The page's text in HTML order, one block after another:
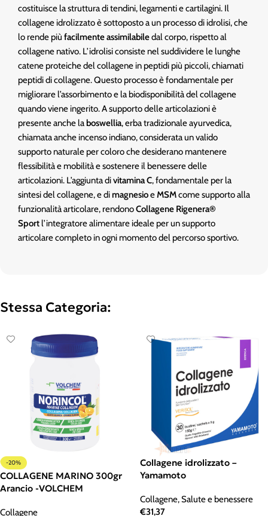
costituisce la struttura di tendini, legamenti e cartilagini. Il
collagene idrolizzato è sottoposto a un processo di idrolisi, che
lo rende più facilmente assimilabiledal corpo, rispetto al
collagene nativo. L’idrolisi consiste nel suddividere le lunghe
catene proteiche del collagene in peptidi più piccoli, chiamati
peptidi di collagene. Questo processo è fondamentale per
migliorare l’assorbimento e la biodisponibilità del collagene
quando viene ingerito. A supporto delle articolazioni è
presente anche la boswellia, erba tradizionale ayurvedica,
chiamata anche incenso indiano, considerata un valido
supporto naturale per coloro che desiderano mantenere
flessibilità e mobilità e sostenere il benessere delle
articolazioni. L’aggiunta divitamina C, fondamentale per la
sintesi del collagene, e dimagnesioeMSMcome supporto alla
funzionalità articolare, rendonoCollagene Rigenera®
Sportl’integratore alimentare ideale per un supporto
articolare completo in ogni momento del percorso sportivo.
Stessa Categoria:
-20%
COLLAGENE MARINO 300gr
Arancio -VOLCHEM
Collagene
Collagene idrolizzato –
Yamamoto
Collagene,Salute e benessere
€31,37